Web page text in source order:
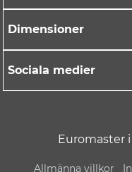
Dimensioner
Sociala medier
Euromaster
Allmänna villkor